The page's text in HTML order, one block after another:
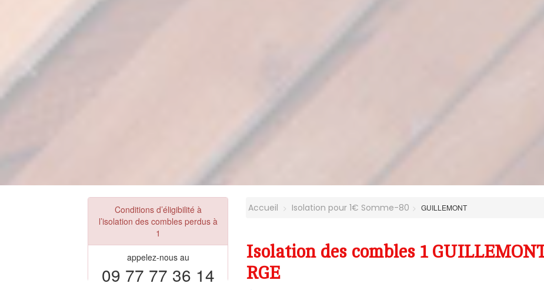
Conditions d’éligibilité à
l’isolation des combles perdus à
1
appelez-nous au
09 77 77 36 14
Accueil Isolation pour 1€ Somme-80 GUILLEMONT
Isolation des combles 1
RGE